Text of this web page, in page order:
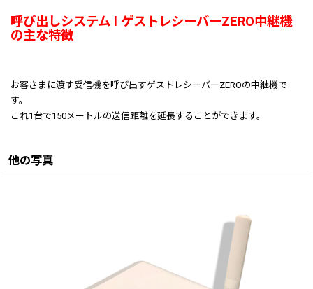
呼び出しシステム l ゲストレシーバーZERO中継機
の主な特徴
お客さまに渡す受信機を呼び出すゲストレシーバーZEROの中継機で
す。
これ1台で150メートルの送信距離を延長することができます。
他の写真